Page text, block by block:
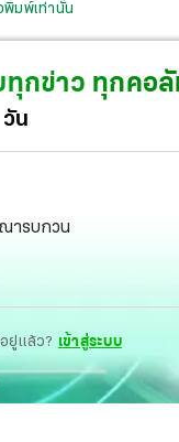
พิมพ์เท่านั้น
ทุกข่าว ทุกคอ
น
ณารบกวน
ยู่แล้ว? เข้าสู่ระบบ